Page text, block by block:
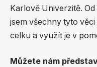
Karlově Univerzitě.
jsem všechny tyto
celku a využít je v
Můžete nám